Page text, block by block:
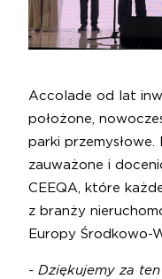
Accolade od lat
położone,
parki przemysłowe.
zauważone i
CEEQA, które
z branży
Europy Środkowo-
- Dziękujemy za